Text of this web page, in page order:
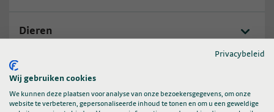
Dieren
Privacybeleid
Wij gebruiken cookies
We kunnen deze plaatsen voor analyse van onze bezoekersgegevens, om onze
website te verbeteren, gepersonaliseerde inhoud te tonen en om u een geweldige